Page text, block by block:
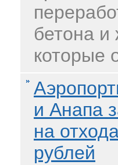
бетона и
которые
и Анапа
на
рублей